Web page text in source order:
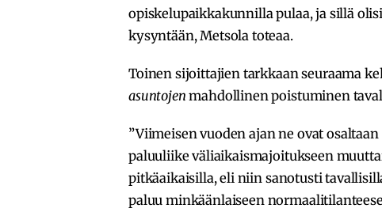
opiskelupaikkakunnilla pulaa, ja sillä
kysyntään, Metsola toteaa.
Toinen sijoittajien tarkkaan seuraama
asuntojen mahdollinen poistuminen
”Viimeisen vuoden ajan ne ovat
paluuliike väliaikaismajoitukseen
pitkäaikaisilla, eli niin sanotusti
paluu minkäänlaiseen